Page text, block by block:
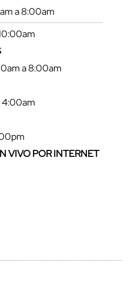
a 8:00am
a 8:00am
4:00am
VIVO POR INTERNET